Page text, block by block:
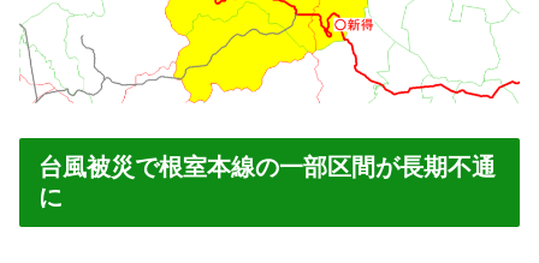
台風被災で根室本線の一部区間が長期不通
に